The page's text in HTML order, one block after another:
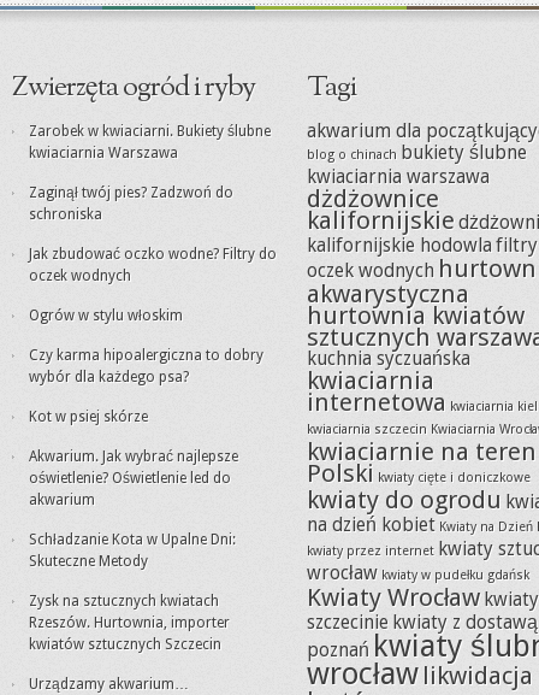
Zwierzęta ogród i ryby
Zarobek w kwiaciarni. Bukiety ślubne
kwiaciarnia Warszawa
Zaginął twój pies? Zadzwoń do
schroniska
Jak zbudować oczko wodne? Filtry do
oczek wodnych
Ogrów w stylu włoskim
Czy karma hipoalergiczna to dobry
wybór dla każdego psa?
Kot w psiej skórze
Akwarium. Jak wybrać najlepsze
oświetlenie? Oświetlenie led do
akwarium
Schładzanie Kota w Upalne Dni:
Skuteczne Metody
Zysk na sztucznych kwiatach
Rzeszów. Hurtownia, importer
kwiatów sztucznych Szczecin
Urządzamy akwarium…
Tagi
akwarium dla
blog o chinach bukiety ślubne
kwiaciarnia warszawa
dżdżownice
kalifornijskie
kalifornijskie hodowla filtry
oczek wodnych
akwarystyczna
hurtownia kwiatów
sztucznych
kuchnia syczuańska
kwiaciarnia
internetowa kwiaciarnia
kwiaciarnia szczecin Kwiaciarnia
kwiaciarnie na
Polski kwiaty cięte i doniczkowe
kwiaty do ogrodu
na dzień kobiet Kwiaty na Dzień
kwiaty przez internet kwiaty
wrocław kwiaty w pudełku gdańsk
Kwiaty Wrocław
szczecinie kwiaty z dostawą
poznań kwiaty
wrocław likwidacja